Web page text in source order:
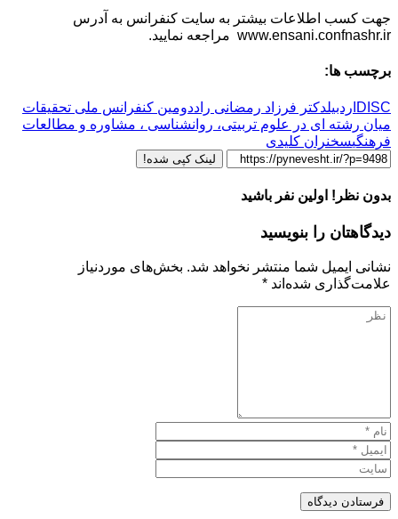
جهت کسب اطلاعات بیشتر به سایت کنفرانس به آدرس
www.ensani.confnashr.ir مراجعه نمایید.
برچسب ها:
DISC اردبیلدکتر فرزاد رمضانی راددومین کنفرانس ملی تحقیقات
میان رشته ای در علوم تربیتی، روانشناسی ، مشاوره و مطالعات
فرهنگیسخنران کلیدی
لینک کپی شده!
بدون نظر! اولین نفر باشید
دیدگاهتان را بنویسید
نشانی ایمیل شما منتشر نخواهد شد. بخش‌های موردنیاز
علامت‌گذاری شده‌اند *